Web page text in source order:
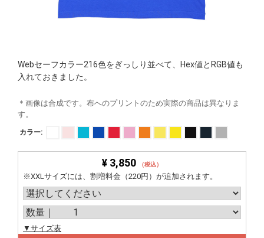
Webセーフカラー216色をぎっしり並べて、Hex値とRGB値も
入れておきました。
＊画像は合成です。布へのプリントのため実際の商品は異なりま
す。
カラー:
¥ 3,850 （税込）
※XXLサイズには、割増料金（220円）が追加されます。
▼サイズ表